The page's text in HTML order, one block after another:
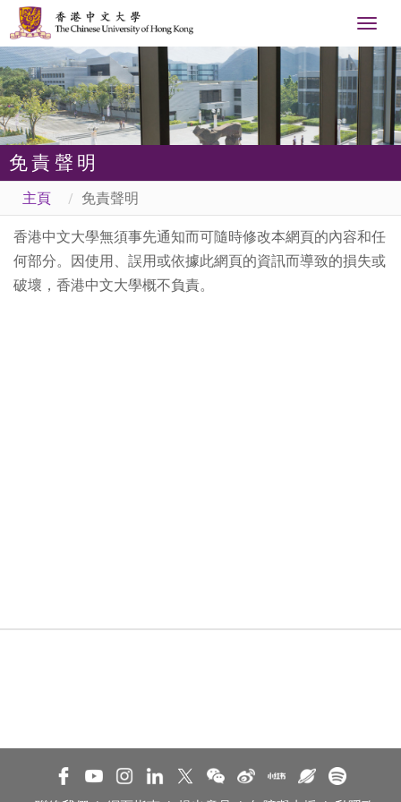
免責聲明
主頁 免責聲明
香港中文大學無須事先通知而可隨時修改本網頁的內容和任
何部分。因使用、誤用或依據此網頁的資訊而導致的損失或
破壞，香港中文大學概不負責。